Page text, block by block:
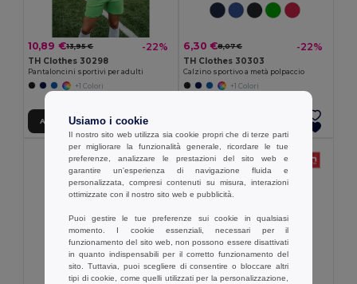
10,89 €13,95 € -22%
TH Clothes 30298
Pantaloncini sportivi per adulti
+1 Colori
Aggiungi al carrello
6,30 €8,07 € -22%
TH Clothes 30303
Calzino sportivo a metà polpaccio
+1 Colori
Usiamo i cookie
Il nostro sito web utilizza sia cookie propri che di terze parti
per migliorare la funzionalità generale, ricordare le tue
preferenze, analizzare le prestazioni del sito web e
garantire un'esperienza di navigazione fluida e
personalizzata, compresi contenuti su misura, interazioni
ottimizzate con il nostro sito web e pubblicità.
Puoi gestire le tue preferenze sui cookie in qualsiasi
momento. I cookie essenziali, necessari per il
funzionamento del sito web, non possono essere disattivati
in quanto indispensabili per il corretto funzionamento del
sito. Tuttavia, puoi scegliere di consentire o bloccare altri
tipi di cookie, come quelli utilizzati per la personalizzazione,